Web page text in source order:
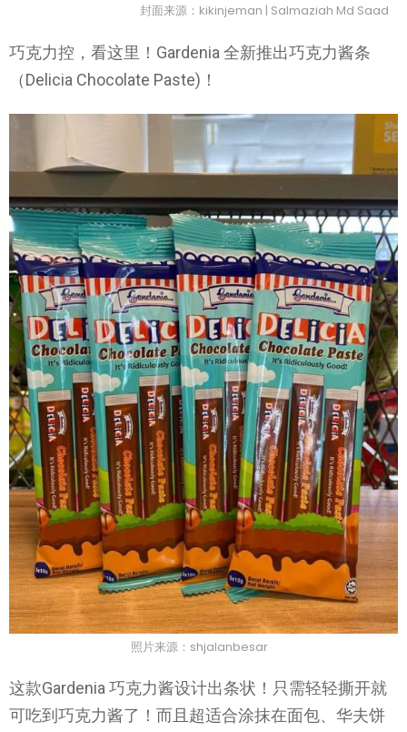
封面来源：kikinjeman | Salmaziah Md Saad
巧克力控，看这里！Gardenia 全新推出巧克力酱条
（Delicia Chocolate Paste)！
照片来源：shjalanbesar
这款Gardenia 巧克力酱设计出条状！只需轻轻撕开就
可吃到巧克力酱了！而且超适合涂抹在面包、华夫饼